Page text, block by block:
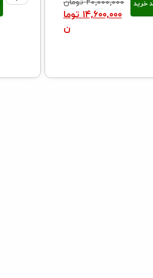
خرید ۲۰,۰۰۰,۰۰۰ تومان
۱۴,۶۰۰,۰۰۰ توما
ن